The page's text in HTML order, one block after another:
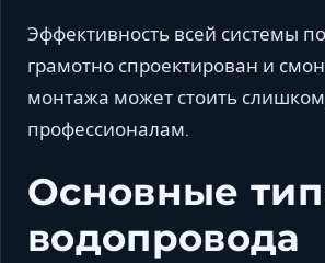
Эффективность всей системы
грамотно спроектирован и
монтажа может стоить слишком
профессионалам.
Основные
водопровода